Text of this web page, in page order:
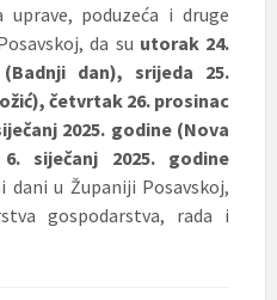
poduzeća i druge
da su utorak 24.
dan), srijeda 25.
četvrtak 26. prosinac
2025. godine (Nova
siječanj 2025. godine
dani u Županiji Posavskoj,
gospodarstva, rada i